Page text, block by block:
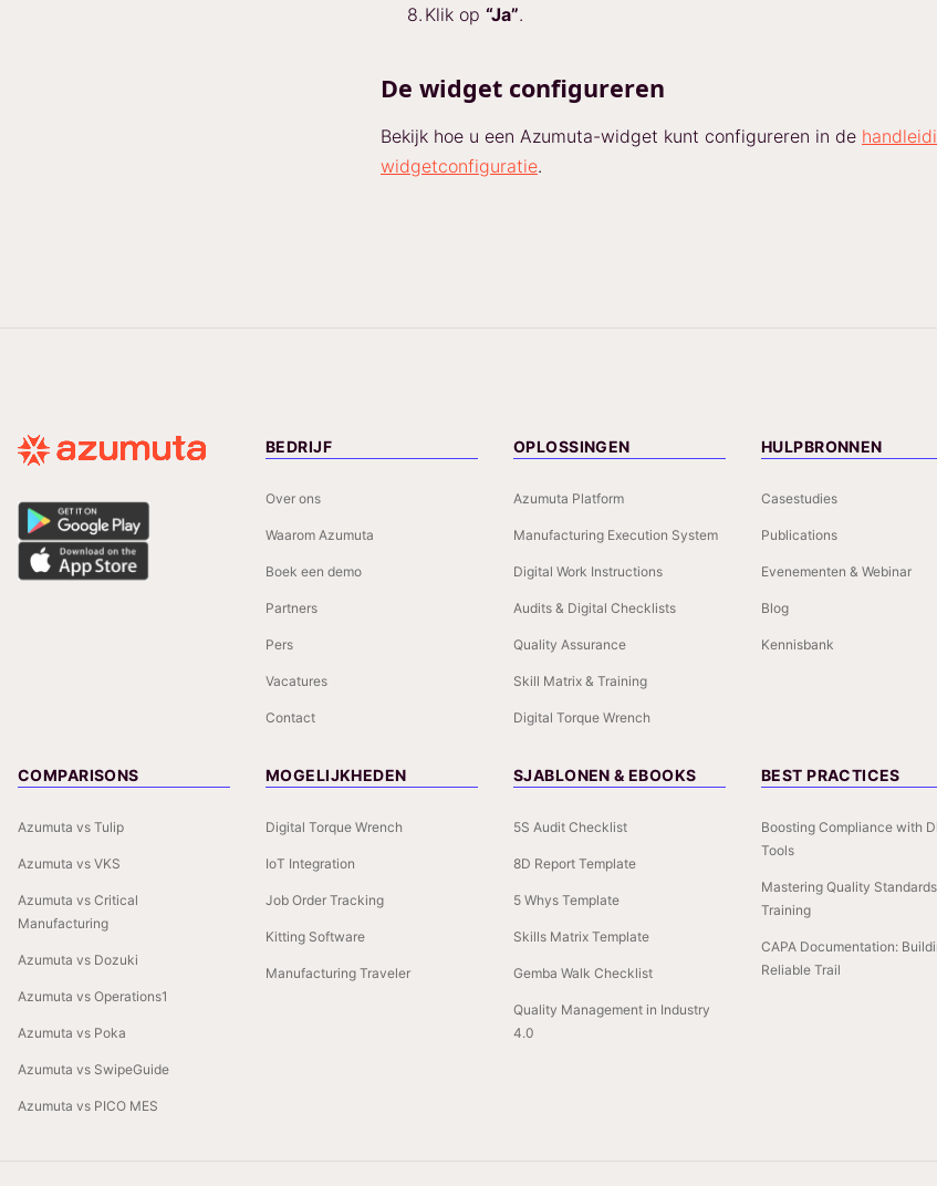
Klik op “Ja”.
De widget configureren
Bekijk hoe u een Azumuta-widget kunt configureren in de
widgetconfiguratie.
BEDRIJF
Over ons
Waarom Azumuta
Boek een demo
Partners
Pers
Vacatures
Contact
OPLOSSINGEN
Azumuta Platform
Manufacturing Execution System
Digital Work Instructions
Audits & Digital Checklists
Quality Assurance
Skill Matrix & Training
Digital Torque Wrench
HULPBRONNEN
Casestudies
Publications
Evenementen & Webinar
Blog
Kennisbank
COMPARISONS
Azumuta vs Tulip
Azumuta vs VKS
Azumuta vs Critical
Manufacturing
Azumuta vs Dozuki
Azumuta vs Operations1
Azumuta vs Poka
Azumuta vs SwipeGuide
Azumuta vs PICO MES
MOGELIJKHEDEN
Digital Torque Wrench
IoT Integration
Job Order Tracking
Kitting Software
Manufacturing Traveler
SJABLONEN & EBOOKS
5S Audit Checklist
8D Report Template
5 Whys Template
Skills Matrix Template
Gemba Walk Checklist
Quality Management in Industry
4.0
BEST PRACTICES
Boosting Compliance with
Tools
Mastering Quality Standards
Training
CAPA Documentation:
Reliable Trail